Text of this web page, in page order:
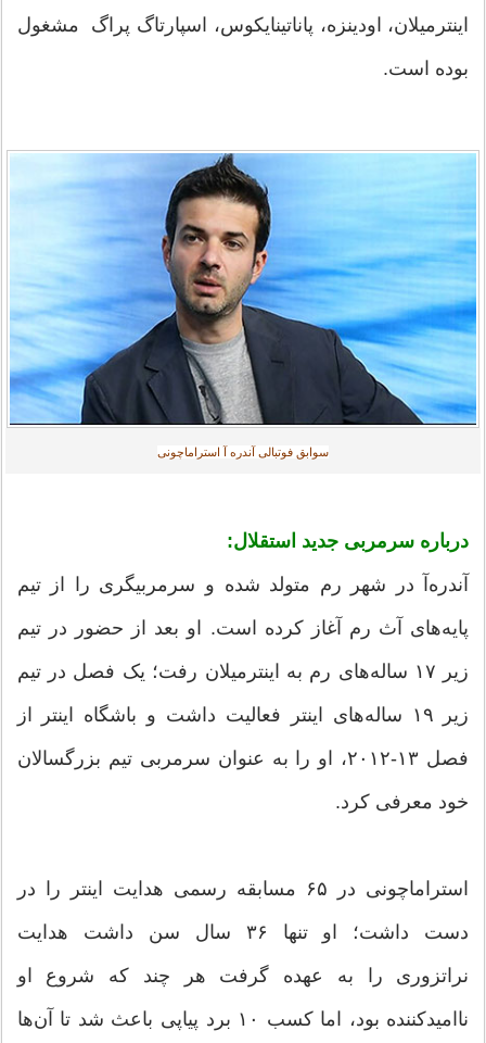
اینترمیلان، اودینزه، پاناتینایکوس، اسپارتاگ پراگ مشغول
بوده است.
سوابق فوتبالی آندره آ استراماچونی
درباره سرمربی جدید استقلال:
آندره‌آ در شهر رم متولد شده و سرمربیگری را از تیم
پایه‌های آث رم آغاز کرده است. او بعد از حضور در تیم
زیر ۱۷ ساله‌های رم به اینترمیلان رفت؛ یک فصل در تیم
زیر ۱۹ ساله‌های اینتر فعالیت داشت و باشگاه اینتر از
فصل ۱۳-۲۰۱۲، او را به عنوان سرمربی تیم بزرگسالان
خود معرفی کرد.
استراماچونی در ۶۵ مسابقه رسمی هدایت اینتر را در
دست داشت؛ او تنها ۳۶ سال سن داشت هدایت
نراتزوری را به عهده گرفت هر چند که شروع او
ناامیدکننده بود، اما کسب ۱۰ برد پیاپی باعث شد تا آن‌ها